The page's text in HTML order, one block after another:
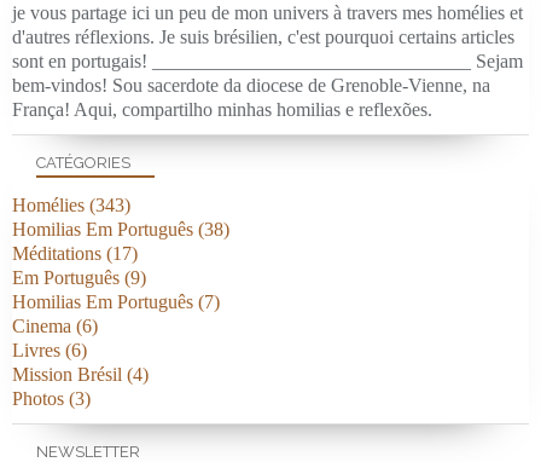
NEWSLETTER
je vous partage ici un peu de mon univers à travers mes homélies et
d'autres réflexions. Je suis brésilien, c'est pourquoi certains articles
sont en portugais! _________________________________ Sejam
bem-vindos! Sou sacerdote da diocese de Grenoble-Vienne, na
França! Aqui, compartilho minhas homilias e reflexões.
CATÉGORIES
Homélies (343)
Homilias Em Português (38)
Méditations (17)
Em Português (9)
Homilias Em Português (7)
Cinema (6)
Livres (6)
Mission Brésil (4)
Photos (3)